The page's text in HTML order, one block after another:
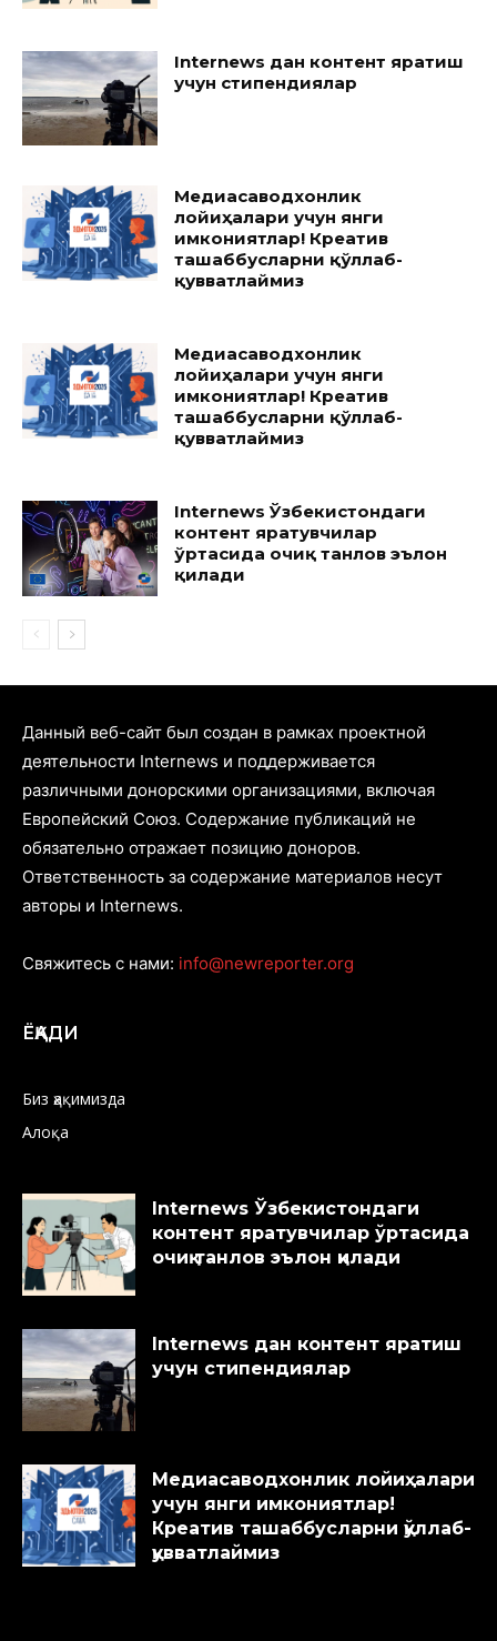
Internews дан контент яратиш
учун стипендиялар
Медиасаводхонлик
лойиҳалари учун янги
имкониятлар! Креатив
ташаббусларни қўллаб-
қувватлаймиз
Медиасаводхонлик
лойиҳалари учун янги
имкониятлар! Креатив
ташаббусларни қўллаб-
қувватлаймиз
Internews Ўзбекистондаги
контент яратувчилар
ўртасида очиқ танлов эълон
қилади
Данный веб-сайт был создан в рамках проектной
деятельности Internews и поддерживается
различными донорскими организациями, включая
Европейский Союз. Содержание публикаций не
обязательно отражает позицию доноров.
Ответственность за содержание материалов несут
авторы и Internews.
Свяжитесь с нами: info@newreporter.org
ЁҚАДИ
Биз ҳақимизда
Алоқа
Internews Ўзбекистондаги
контент яратувчилар ўртасида
очиқ танлов эълон қилади
Internews дан контент яратиш
учун стипендиялар
Медиасаводхонлик лойиҳалари
учун янги имкониятлар!
Креатив ташаббусларни қўллаб-
қувватлаймиз